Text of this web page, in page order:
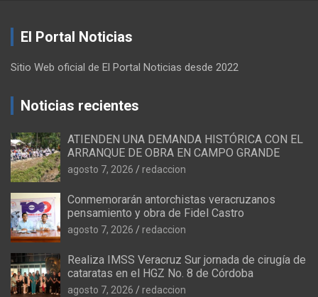
El Portal Noticias
Sitio Web oficial de El Portal Noticias desde 2022
Noticias recientes
ATIENDEN UNA DEMANDA HISTÓRICA CON EL
ARRANQUE DE OBRA EN CAMPO GRANDE
agosto 7, 2026 redaccion
Conmemorarán antorchistas veracruzanos
pensamiento y obra de Fidel Castro
agosto 7, 2026 redaccion
Realiza IMSS Veracruz Sur jornada de cirugía de
cataratas en el HGZ No. 8 de Córdoba
agosto 7, 2026 redaccion